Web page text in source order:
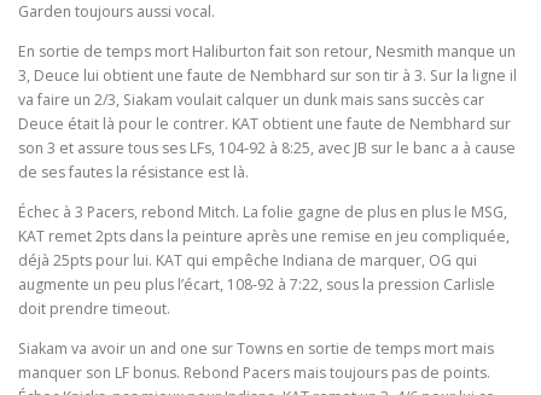
Garden toujours aussi vocal.
En sortie de temps mort Haliburton fait son retour, Nesmith manque un
3, Deuce lui obtient une faute de Nembhard sur son tir à 3. Sur la ligne il
va faire un 2/3, Siakam voulait calquer un dunk mais sans succès car
Deuce était là pour le contrer. KAT obtient une faute de Nembhard sur
son 3 et assure tous ses LFs, 104-92 à 8:25, avec JB sur le banc a à cause
de ses fautes la résistance est là.
Échec à 3 Pacers, rebond Mitch. La folie gagne de plus en plus le MSG,
KAT remet 2pts dans la peinture après une remise en jeu compliquée,
déjà 25pts pour lui. KAT qui empêche Indiana de marquer, OG qui
augmente un peu plus l’écart, 108-92 à 7:22, sous la pression Carlisle
doit prendre timeout.
Siakam va avoir un and one sur Towns en sortie de temps mort mais
manquer son LF bonus. Rebond Pacers mais toujours pas de points.